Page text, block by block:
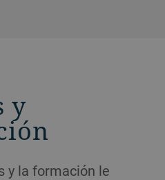
y
y la formación le